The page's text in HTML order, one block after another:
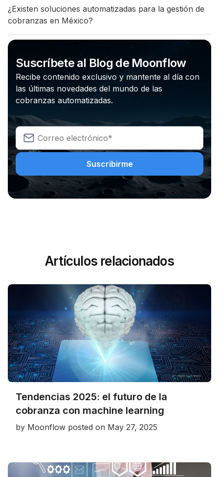
¿Existen soluciones automatizadas para la gestión de
cobranzas en México?
Suscríbete al Blog de Moonflow
Recibe contenido exclusivo y mantente al día con
las últimas novedades del mundo de las
cobranzas automatizadas.
Artículos relacionados
Tendencias 2025: el futuro de la
cobranza con machine learning
by Moonflow posted on May 27, 2025